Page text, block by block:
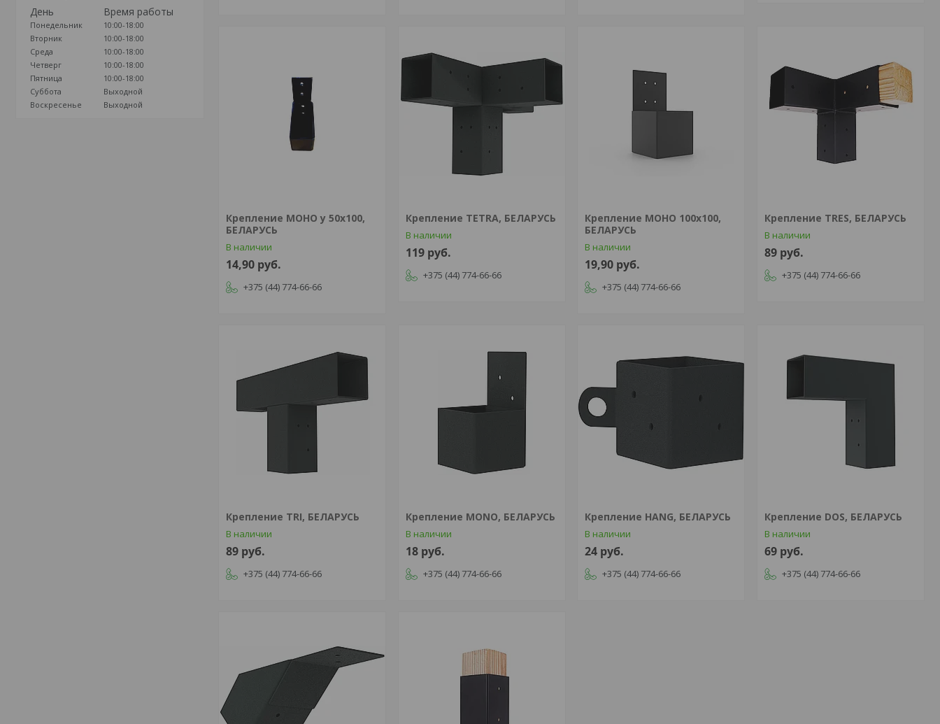
День
Время работы
Понедельник
10:00-18:00
Вторник
10:00-18:00
Среда
10:00-18:00
Четверг
10:00-18:00
Пятница
10:00-18:00
Суббота
Выходной
Воскресенье
Выходной
Крепление МОНО у 50х100,
БЕЛАРУСЬ
В наличии
14,90 руб.
+375 (44) 774-66-66
Крепление TETRA, БЕЛАРУСЬ
В наличии
119 руб.
+375 (44) 774-66-66
Крепление МОНО 100х100,
БЕЛАРУСЬ
В наличии
19,90 руб.
+375 (44) 774-66-66
Крепление TRES, БЕЛАРУСЬ
В наличии
89 руб.
+375 (44) 774-66-66
Крепление TRI, БЕЛАРУСЬ
В наличии
89 руб.
+375 (44) 774-66-66
Крепление MONO, БЕЛАРУСЬ
В наличии
18 руб.
+375 (44) 774-66-66
Крепление HANG, БЕЛАРУСЬ
В наличии
24 руб.
+375 (44) 774-66-66
Крепление DOS, БЕЛАРУСЬ
В наличии
69 руб.
+375 (44) 774-66-66